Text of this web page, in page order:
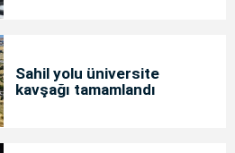
Sahil yolu üniversite
kavşağı tamamlandı